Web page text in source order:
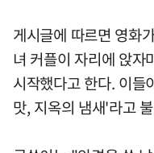
게시글에 따르면 영화
녀 커플이 자리에 앉자
시작했다고 한다. 이들
맛, 지옥의 냄새'라고